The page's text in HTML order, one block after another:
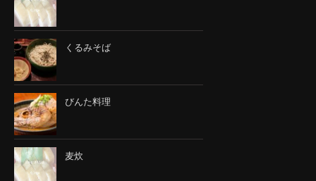
くるみそば
びんた料理
麦炊